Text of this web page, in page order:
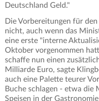
Deutschland Geld."
Die Vorbereitungen für
nicht, auch wenn das
eine erste "interne
Oktober vorgenommen
schaffe nun einen
Milliarde Euro, sagte
auch eine Palette teurer
Buche schlagen - etwa
Speisen in der